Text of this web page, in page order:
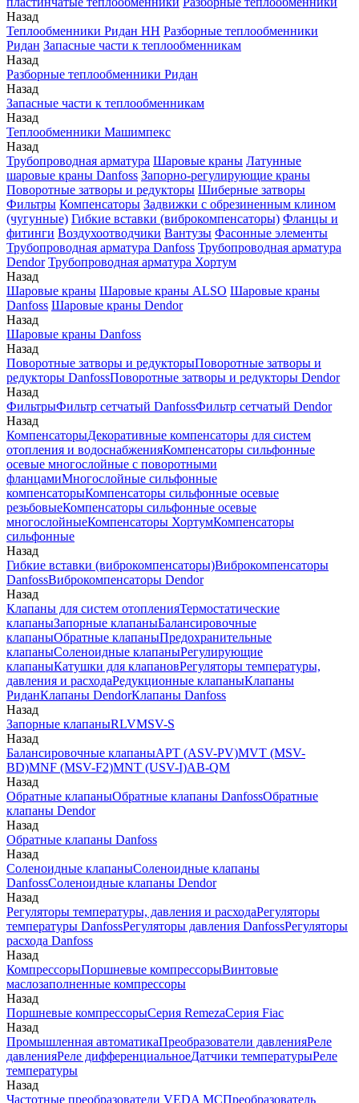
Назад
Теплообменники Ридан НН Разборные теплообменники
Ридан Запасные части к теплообменникам
Назад
Разборные теплообменники Ридан
Назад
Запасные части к теплообменникам
Назад
Теплообменники Машимпекс
Назад
Трубопроводная арматура Шаровые краны Латунные
шаровые краны Danfoss Запорно-регулирующие краны
Поворотные затворы и редукторы Шиберные затворы
Фильтры Компенсаторы Задвижки с обрезиненным клином
(чугунные) Гибкие вставки (виброкомпенсаторы) Фланцы и
фитинги Воздухоотводчики Вантузы Фасонные элементы
Трубопроводная арматура Danfoss Трубопроводная арматура
Dendor Трубопроводная арматура Хортум
Назад
Шаровые краны Шаровые краны ALSO Шаровые краны
Danfoss Шаровые краны Dendor
Назад
Шаровые краны Danfoss
Назад
Поворотные затворы и редукторыПоворотные затворы и
редукторы DanfossПоворотные затворы и редукторы Dendor
Назад
ФильтрыФильтр сетчатый DanfossФильтр сетчатый Dendor
Назад
КомпенсаторыДекоративные компенсаторы для систем
отопления и водоснабженияКомпенсаторы сильфонные
осевые многослойные с поворотными
фланцамиМногослойные сильфонные
компенсаторыКомпенсаторы сильфонные осевые
резьбовыеКомпенсаторы сильфонные осевые
многослойныеКомпенсаторы ХортумКомпенсаторы
сильфонные
Назад
Гибкие вставки (виброкомпенсаторы)Виброкомпенсаторы
DanfossВиброкомпенсаторы Dendor
Назад
Клапаны для систем отопленияТермостатические
клапаныЗапорные клапаныБалансировочные
клапаныОбратные клапаныПредохранительные
клапаныСоленоидные клапаныРегулирующие
клапаныКатушки для клапановРегуляторы температуры,
давления и расходаРедукционные клапаныКлапаны
РиданКлапаны DendorКлапаны Danfoss
Назад
Запорные клапаныRLVMSV-S
Назад
Балансировочные клапаныAPT (ASV-PV)MVT (MSV-
BD)MNF (MSV-F2)MNT (USV-I)AB-QM
Назад
Обратные клапаныОбратные клапаны DanfossОбратные
клапаны Dendor
Назад
Обратные клапаны Danfoss
Назад
Соленоидные клапаныСоленоидные клапаны
DanfossСоленоидные клапаны Dendor
Назад
Регуляторы температуры, давления и расходаРегуляторы
температуры DanfossРегуляторы давления DanfossРегуляторы
расхода Danfoss
Назад
КомпрессорыПоршневые компрессорыВинтовые
маслозаполненные компрессоры
Назад
Поршневые компрессорыСерия RemezaСерия Fiac
Назад
Промышленная автоматикаПреобразователи давленияРеле
давленияРеле дифференциальноеДатчики температурыРеле
температуры
Назад
Частотные преобразователи VEDA MCПреобразователь